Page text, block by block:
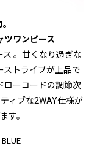
ツワンピース
。甘くなり過ぎな
ストライプが上品で
ローコードの調節次
ィブな2WAY仕様が
す。
BLUE